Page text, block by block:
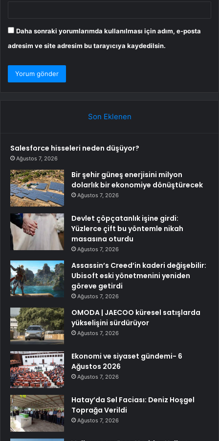
Daha sonraki yorumlarımda kullanılması için adım, e-posta
adresim ve site adresim bu tarayıcıya kaydedilsin.
Son Eklenen
Salesforce hisseleri neden düşüyor?
Ağustos 7, 2026
Bir şehir güneş enerjisini milyon
dolarlık bir ekonomiye dönüştürecek
Ağustos 7, 2026
Devlet çöpçatanlık işine girdi:
Yüzlerce çift bu yöntemle nikah
masasına oturdu
Ağustos 7, 2026
Assassin’s Creed’in kaderi değişebilir:
Ubisoft eski yönetmenini yeniden
göreve getirdi
Ağustos 7, 2026
OMODA | JAECOO küresel satışlarda
yükselişini sürdürüyor
Ağustos 7, 2026
Ekonomi ve siyaset gündemi- 6
Ağustos 2026
Ağustos 7, 2026
Hatay’da Sel Faciası: Deniz Hoşgel
Toprağa Verildi
Ağustos 7, 2026